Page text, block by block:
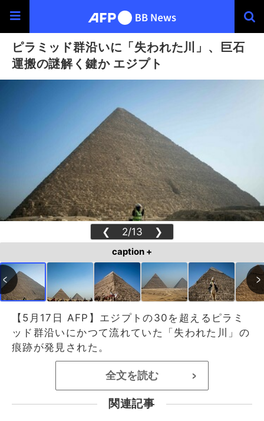
ピラミッド群沿いに「失われた川」、巨石
運搬の謎解く鍵か エジプト
❮ 2/13 ❯
caption +
【5月17日 AFP】エジプトの30を超えるピラミ
ッド群沿いにかつて流れていた「失われた川」の
痕跡が発見された。
全文を読む >
関連記事